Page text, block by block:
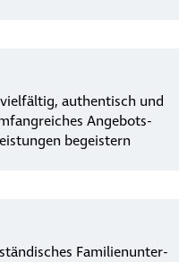
vielfältig, authentisch und
Ange­bots­
begeistern
Fami­li­en­un­ter­